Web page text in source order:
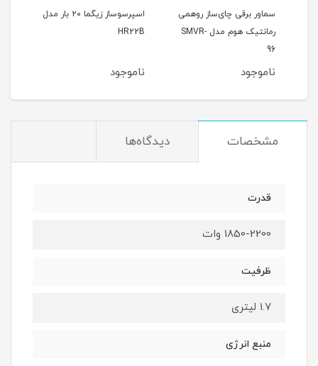
سماور برقی چای‌ساز روهمی
رمانتیک هوم مدل SMVR-
96
ناموجود
اسپرسوساز زیگما ۲۰ بار مدل
HR22B
ناموجود
مشخصات دیدگاه‌ها
قدرت
1850-2200 وات
ظرفیت
1.7 لیتری
منبع انرژی